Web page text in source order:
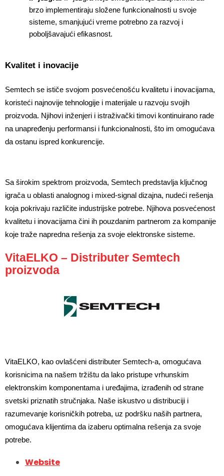
brzo implementiraju složene funkcionalnosti u svoje
sisteme, smanjujući vreme potrebno za razvoj i
poboljšavajući efikasnost.
Kvalitet i inovacije
Semtech se ističe svojom posvećenošću kvalitetu i inovacijama,
koristeći najnovije tehnologije i materijale u razvoju svojih
proizvoda. Njihovi inženjeri i istraživački timovi kontinuirano rade
na unapređenju performansi i funkcionalnosti, što im omogućava
da ostanu ispred konkurencije.
Sa širokim spektrom proizvoda, Semtech predstavlja ključnog
igrača u oblasti analognog i mixed-signal dizajna, nudeći rešenja
koja pokrivaju različite industrijske potrebe. Njihova posvećenost
kvalitetu i inovacijama čini ih pouzdanim partnerom za kompanije
koje traže napredna rešenja za svoje elektronske sisteme.
VitaELKO – Distributer Semtech
proizvoda
VitaELKO, kao ovlašćeni distributer Semtech-a, omogućava
korisnicima na našem tržištu da lako pristupe vrhunskim
elektronskim komponentama i uređajima, izrađenih od strane
svetski priznatih stručnjaka. Naše iskustvo u distribuciji i
razumevanje korisničkih potreba, uz podršku naših partnera,
omogućava klijentima da izaberu optimalna rešenja za svoje
potrebe.
Website